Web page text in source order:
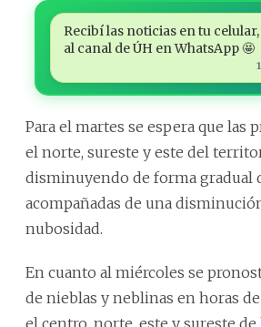
Recibí las noticias en tu
al canal de ÚH en WhatsApp 🤩
Para el martes se espera que las
el norte, sureste y este del
disminuyendo de forma gradual
acompañadas de una
nubosidad.
En cuanto al miércoles se
de nieblas y neblinas en horas
el centro, norte, este y sureste